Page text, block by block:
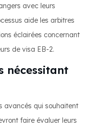
avec leurs
aide les arbitres
éclairées concernant
de visa EB-2.
nécessitant
avancés qui souhaitent
faire évaluer leurs